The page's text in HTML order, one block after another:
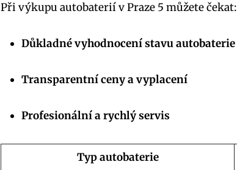
Při výkupu autobaterií v Praze ‍5​ můžete čekat:
Důkladné vyhodnocení stavu autobaterie
Transparentní ceny a vyplacení
Profesionální a rychlý servis
Typ‌ autobaterie